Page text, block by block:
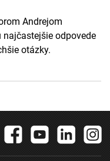
Andrejom
odpovede
otázky.